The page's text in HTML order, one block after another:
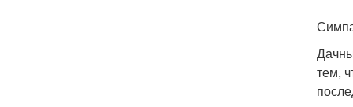
тем,